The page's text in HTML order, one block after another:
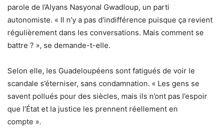
parole de l’Alyans Nasyonal Gwadloup, un parti
autonomiste. « Il n’y a pas d’indifférence puisque ça revient
régulièrement dans les conversations. Mais comment se
battre ? », se demande-t-elle.
Selon elle, les Guadeloupéens sont fatigués de voir le
scandale s’éterniser, sans condamnation. « Les gens se
savent pollués pour des siècles, mais ils n’ont pas l’espoir
que l’État et la justice les prennent réellement en
compte ».